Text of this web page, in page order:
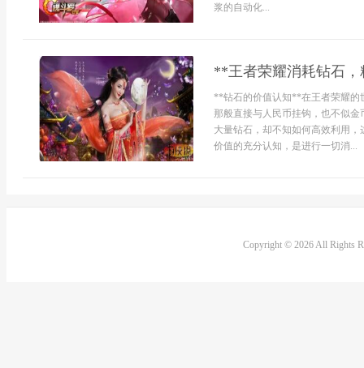
浆的自动化...
**王者荣耀消耗钻石
**钻石的价值认知**在王者荣耀的
那般直接与人民币挂钩，也不似
大量钻石，却不知如何高效利用
价值的充分认知，是进行一切消...
Copyright © 2026 All Rights